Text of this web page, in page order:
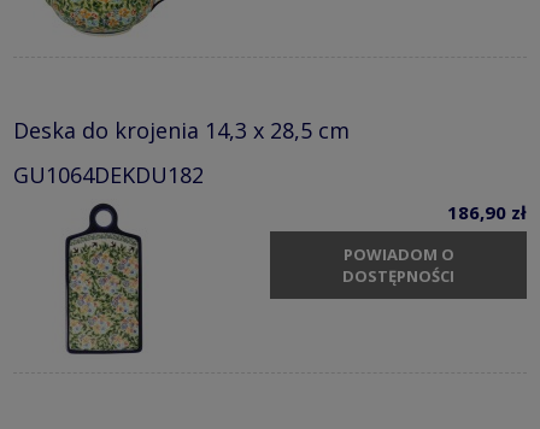
Deska do krojenia 14,3 x 28,5 cm
GU1064DEKDU182
186,90 zł
POWIADOM O
DOSTĘPNOŚCI